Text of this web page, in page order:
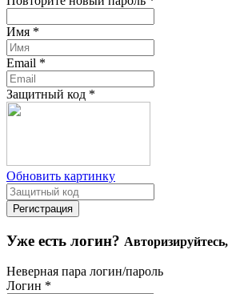
Имя *
Email *
Защитный код *
Обновить картинку
Уже есть логин?
Неверная пара логин/пароль
Логин *